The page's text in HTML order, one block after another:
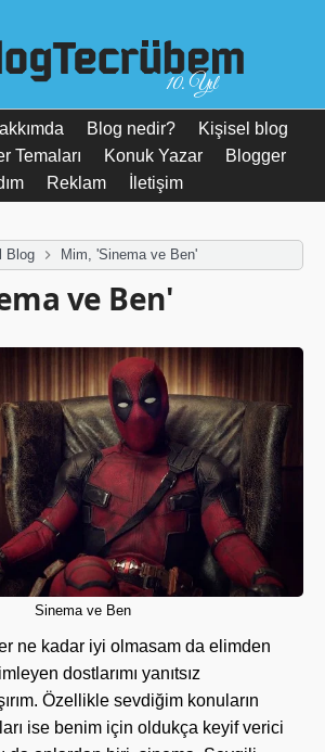
10. Yıl
Blog nedir?
Kişisel blog
Temaları Konuk Yazar
Blogger
Reklam İletişim
Blog Mim, 'Sinema ve Ben'
ve Ben'
Sinema ve Ben
ne kadar iyi olmasam da elimden
dostlarımı yanıtsız
Özellikle sevdiğim konuların
ise benim için oldukça keyif verici